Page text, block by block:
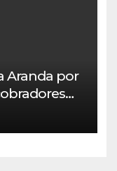
Aranda por